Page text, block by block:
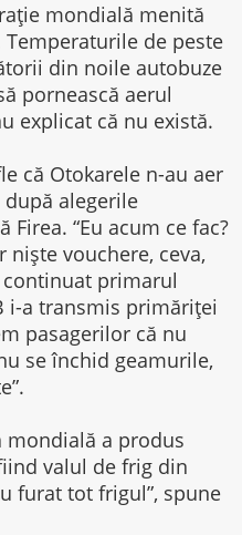
mondială menită
de peste
din noile autobuze
pornească aerul
explicat că nu există.
că Otokarele n-au aer
alegerile
Firea. “Eu acum ce fac?
vouchere, ceva,
continuat primarul
i-a transmis primăriţei
pasagerilor că nu
se închid geamurile,
mondială a produs
valul de frig din
furat tot frigul”, spune